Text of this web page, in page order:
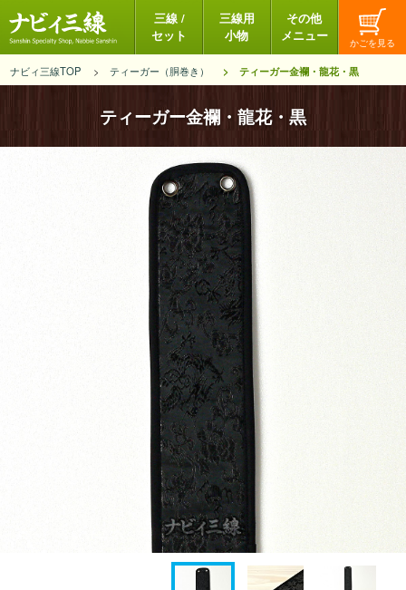
三線 /
セット
三線用
小物
その他
メニュー
ナビィ三線TOP ティーガー（胴巻き） ティーガー金襴・龍花・黒
ティーガー金襴・龍花・黒